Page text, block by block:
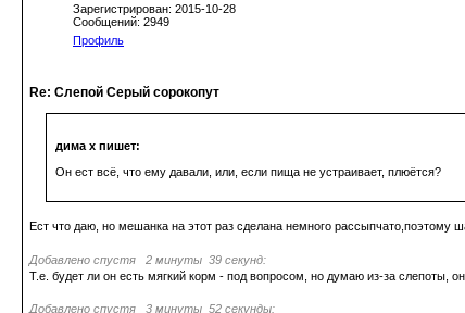
Зарегистрирован: 2015-10-28
Сообщений: 2949
Профиль
Re: Слепой Серый сорокопут
дима х пишет:
Он ест всё, что ему давали, или, если пища не устраивает, плюётся?
Ест что даю, но мешанка на этот раз сделана немного рассыпчато,поэтому
Добавлено спустя 2 минуты 39 секунд:
Т.е. будет ли он есть мягкий корм - под вопросом, но думаю из-за слепоты,
Добавлено спустя 3 минуты 52 секунды: